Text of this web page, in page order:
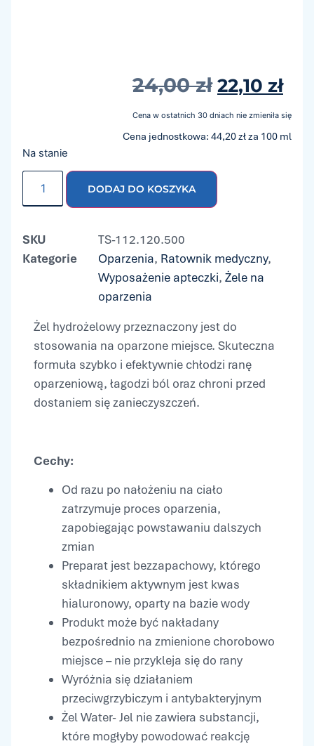
Żel hydrożelowy przeznaczony jest do
stosowania na oparzone miejsce. Skuteczna
formuła szybko i efektywnie chłodzi ranę
oparzeniową, łagodzi ból oraz chroni przed
dostaniem się zanieczyszczeń.
Cechy:
Od razu po nałożeniu na ciało
zatrzymuje proces oparzenia,
zapobiegając powstawaniu dalszych
zmian
Preparat jest bezzapachowy, którego
składnikiem aktywnym jest kwas
hialuronowy, oparty na bazie wody
Produkt może być nakładany
bezpośrednio na zmienione chorobowo
miejsce – nie przykleja się do rany
Wyróżnia się działaniem
przeciwgrzybiczym i antybakteryjnym
Żel Water- Jel nie zawiera substancji,
które mogłyby powodować reakcję
24,00zł 22,10 zł
Cena w ostatnich 30 dniach nie zmieniła się
Cena jednostkowa: 44,20 zł za 100 ml
Na stanie
DODAJ DO KOSZYKA
SKU
TS-112.120.500
Kategorie
Oparzenia, Ratownik medyczny,
Wyposażenie apteczki, Żele na
oparzenia